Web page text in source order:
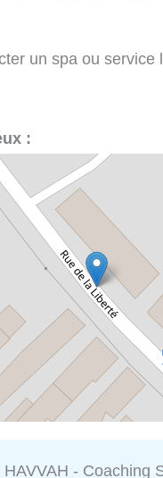
un spa ou service
:
HAVVAH - Coaching